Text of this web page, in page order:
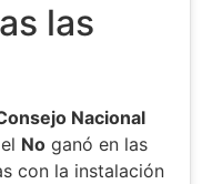
las
Nacional
No ganó en las
con la instalación